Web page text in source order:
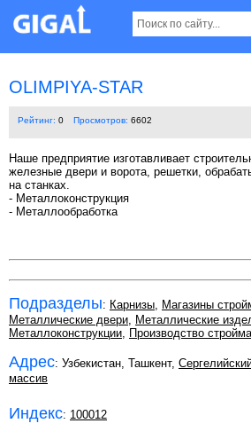
OLIMPIYA-STAR
Рейтинг: 0 Просмотров: 6602
Наше предприятие изготавливает
железные двери и ворота, решетки,
на станках.
- Металлоконструкция
- Металлообработка
Подразделы: Карнизы, Магазины
Металлические двери, Металлические
Металлоконструкции, Производство
Адрес: Узбекистан, Ташкент,
массив
Индекс: 100012